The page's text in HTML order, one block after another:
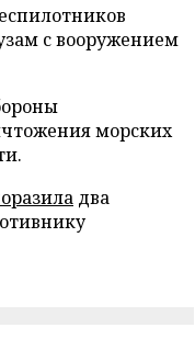
с вооружением
морских
два